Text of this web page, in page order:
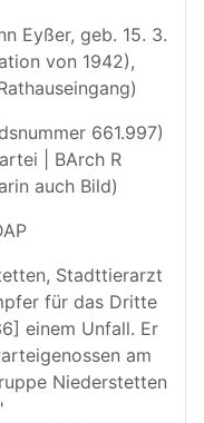
Eyßer, geb. 15. 3.
von 1942),
661.997)
| BArch R
auch Bild)
Stadttierarzt
für das Dritte
einem Unfall. Er
am
Niederstetten